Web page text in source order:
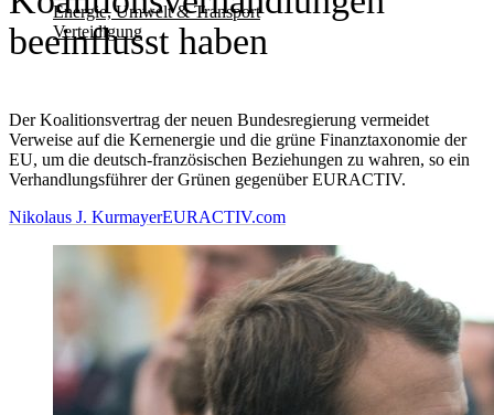
Energie, Umwelt & Transport
Verteidigung
beeinflusst haben
Der Koalitionsvertrag der neuen Bundesregierung vermeidet
Verweise auf die Kernenergie und die grüne Finanztaxonomie der
EU, um die deutsch-französischen Beziehungen zu wahren, so ein
Verhandlungsführer der Grünen gegenüber EURACTIV.
Nikolaus J. KurmayerEURACTIV.com